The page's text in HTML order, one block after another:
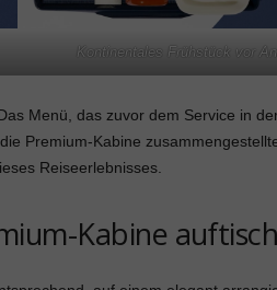
Kontinentales Frühstück vor
Menü, das zuvor dem Service in
Premium-Kabine
Reiseerlebnisses.
Kabine